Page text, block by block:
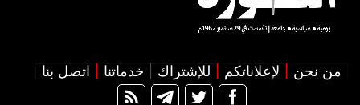
من نحن لإعلاناتكم للإشتراك خدماتنا اتصل بنا